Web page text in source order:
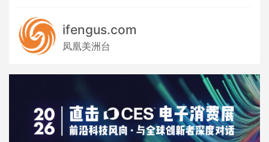
ifengus.com
凤凰美洲台